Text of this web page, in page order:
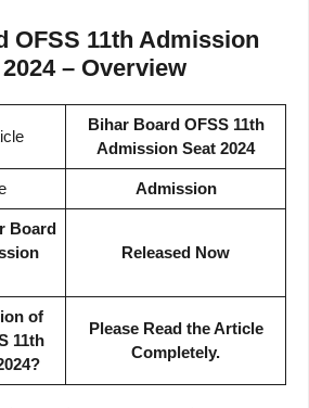
OFSS 11th Admission
– Overview
Bihar Board OFSS 11th
Admission Seat 2024
Admission
Board
Released Now
of
11th
Please Read the Article
Completely.